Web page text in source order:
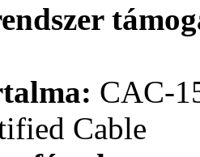
CAC-
Cable